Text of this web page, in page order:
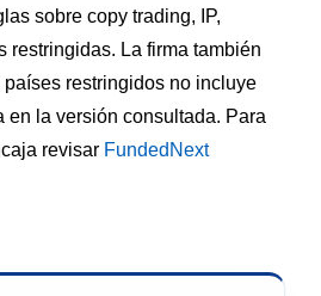
sobre copy trading, IP,
restringidas. La firma también
restringidos no incluye
en la versión consultada. Para
revisar FundedNext